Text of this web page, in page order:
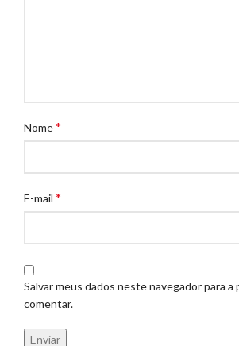
Nome*
E-mail *
Salvar meus dados neste navegador para a
comentar.